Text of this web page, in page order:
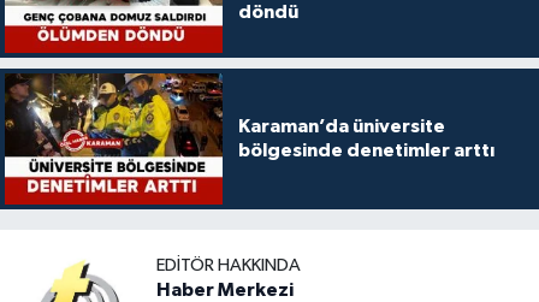
döndü
Karaman’da üniversite
bölgesinde denetimler arttı
EDITÖR HAKKINDA
Haber Merkezi